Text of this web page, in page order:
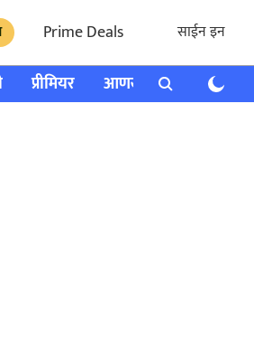
Prime Deals साईन इन
प्रीमियर आणखी राशी भविष्य